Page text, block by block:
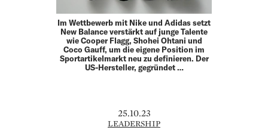
Im Wettbewerb mit Nike und Adidas setzt
New Balance verstärkt auf junge Talente
wie Cooper Flagg, Shohei Ohtani und
Coco Gauff, um die eigene Position im
Sportartikelmarkt neu zu definieren. Der
US-Hersteller, gegründet …
25.10.23
LEADERSHIP